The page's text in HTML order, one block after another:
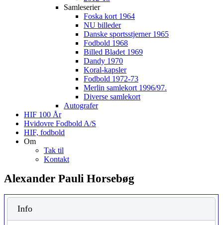
Samleserier
Foska kort 1964
NU billeder
Danske sportsstjerner 1965
Fodbold 1968
Billed Bladet 1969
Dandy 1970
Koral-kapsler
Fodbold 1972-73
Merlin samlekort 1996/97.
Diverse samlekort
Autografer
HIF 100 År
Hvidovre Fodbold A/S
HIF, fodbold
Om
Tak til
Kontakt
Alexander Pauli Horsebøg
Info